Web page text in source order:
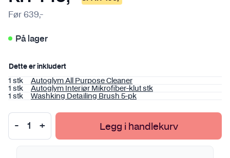
Før639,-
På lager
Dette er inkludert
1 stk Autoglym All Purpose Cleaner
1 stk Autoglym Interiør Mikrofiber-klut stk
1 stk Washking Detailing Brush 5-pk
Legg i handlekurv